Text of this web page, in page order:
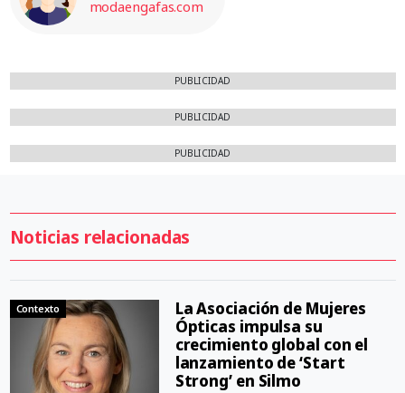
modaengafas.com
PUBLICIDAD
PUBLICIDAD
PUBLICIDAD
Noticias relacionadas
Contexto
La Asociación de Mujeres
Ópticas impulsa su
crecimiento global con el
lanzamiento de ‘Start
Strong’ en Silmo